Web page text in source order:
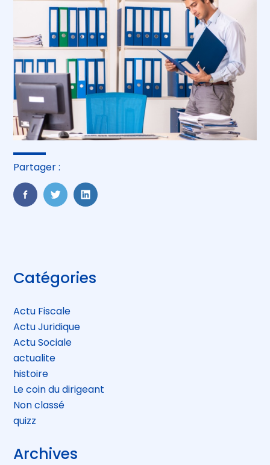
Partager :
FaceBook
TwitterLinkedIn
Blog
sidebar
Catégories
Actu Fiscale
Actu Juridique
Actu Sociale
actualite
histoire
Le coin du dirigeant
Non classé
quizz
Archives